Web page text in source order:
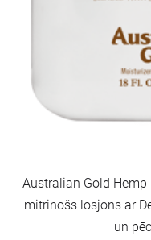
Australian Gold Hemp
mitrinošs losjons ar
un